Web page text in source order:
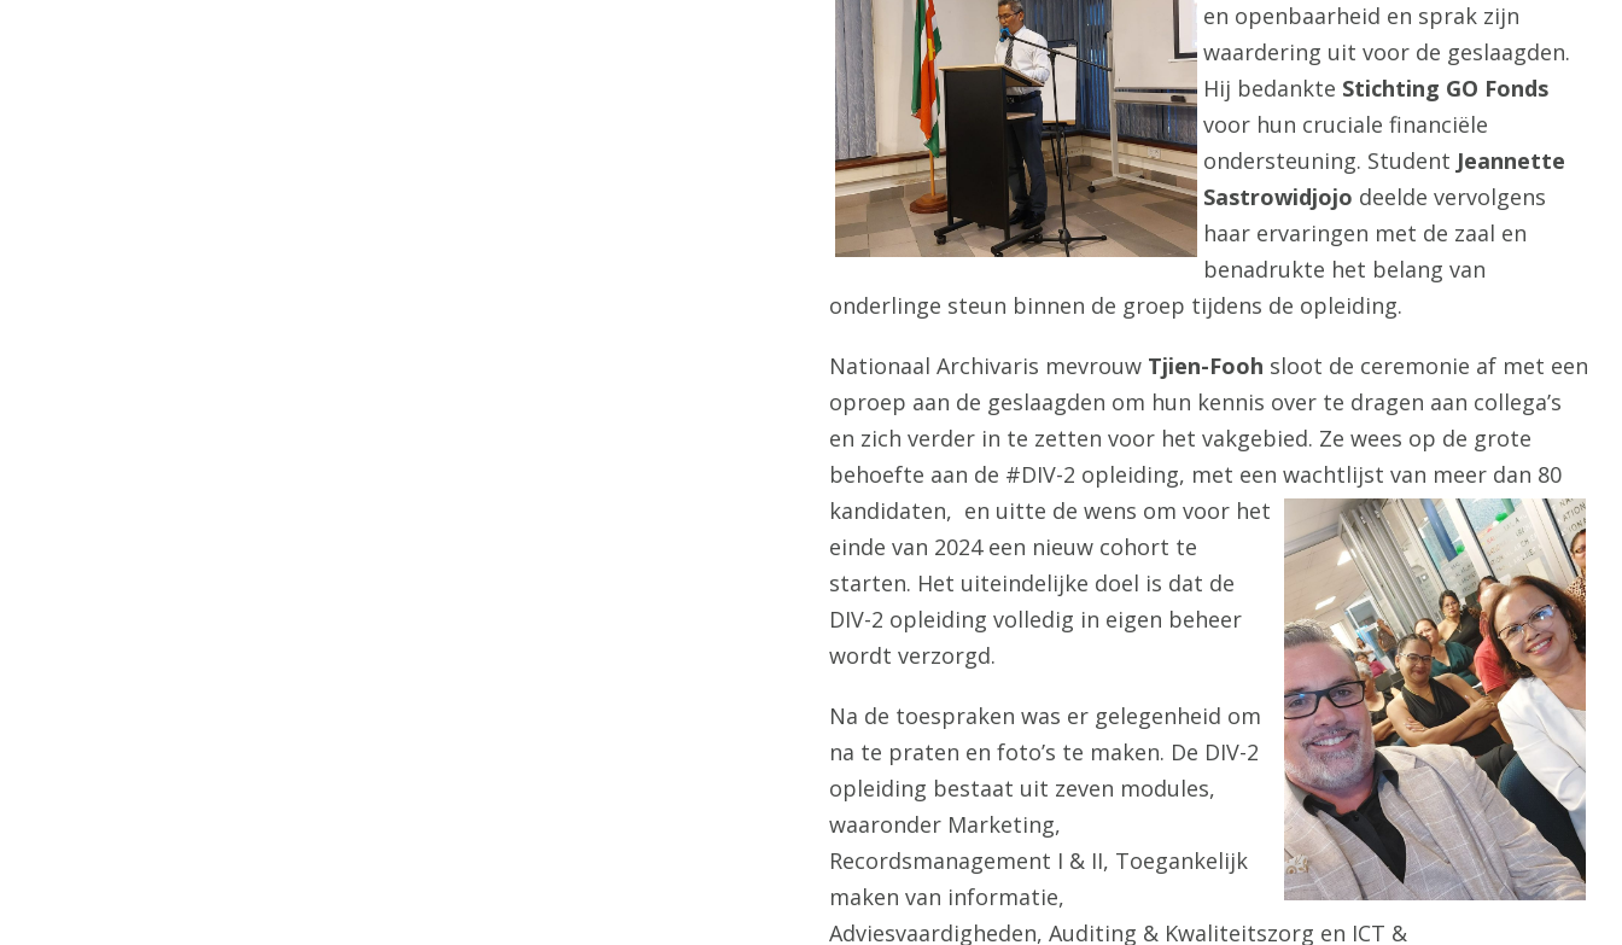
en openbaarheid en sprak zijn
waardering uit voor de geslaagden.
Hij bedankte Stichting GO Fonds
voor hun cruciale financiële
ondersteuning. Student Jeannette
Sastrowidjojo deelde vervolgens
haar ervaringen met de zaal en
benadrukte het belang van
onderlinge steun binnen de groep tijdens de opleiding.
Nationaal Archivaris mevrouw Tjien-Fooh sloot de ceremonie af met een
oproep aan de geslaagden om hun kennis over te dragen aan collega’s
en zich verder in te zetten voor het vakgebied. Ze wees op de grote
behoefte aan de #DIV-2 opleiding, met een wachtlijst van meer dan 80
kandidaten, en uitte de wens om voor het
einde van 2024 een nieuw cohort te
starten. Het uiteindelijke doel is dat de
DIV-2 opleiding volledig in eigen beheer
wordt verzorgd.
Na de toespraken was er gelegenheid om
na te praten en foto’s te maken. De DIV-2
opleiding bestaat uit zeven modules,
waaronder Marketing,
Recordsmanagement I & II, Toegankelijk
maken van informatie,
Adviesvaardigheden, Auditing & Kwaliteitszorg en ICT &